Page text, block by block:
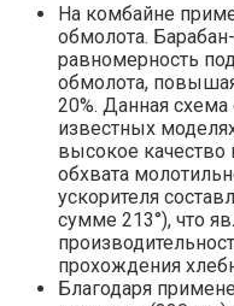
На комбайне
обмолота.
равномерность
обмолота,
20%. Данная
известных
высокое качество
обхвата
ускорителя
сумме 213°), что
прохождения
Благодаря